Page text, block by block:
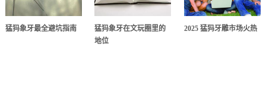
猛犸象牙最全避坑指南
猛犸象牙在文玩圈里的
地位
2025 猛犸牙雕市场火热